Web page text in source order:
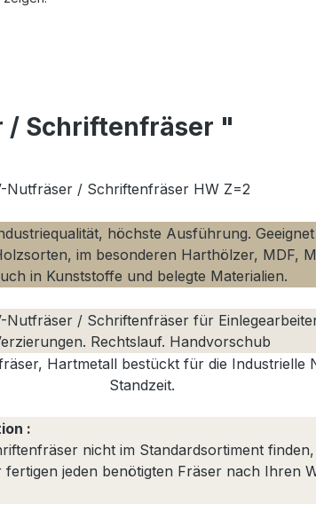
/ Schriftenfräser "
Nutfräser / Schriftenfräser HW Z=2
höchste Ausführung.
im besonderen Harthölzer, MDF,
in Kunststoffe und belegte Materialien.
Nutfräser / Schriftenfräser für
Rechtslauf. Handvorschub
Hartmetall bestückt für die Industrielle
Standzeit.
:
nicht im Standardsortiment
fertigen jeden benötigten Fräser nach Ihren